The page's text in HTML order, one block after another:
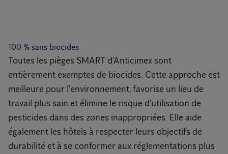
100 % sans biocides
Toutes les pièges SMART d'Anticimex sont
entièrement exemptes de biocides. Cette approche est
meilleure pour l'environnement, favorise un lieu de
travail plus sain et élimine le risque d'utilisation de
pesticides dans des zones inappropriées. Elle aide
également les hôtels à respecter leurs objectifs de
durabilité et à se conformer aux réglementations plus